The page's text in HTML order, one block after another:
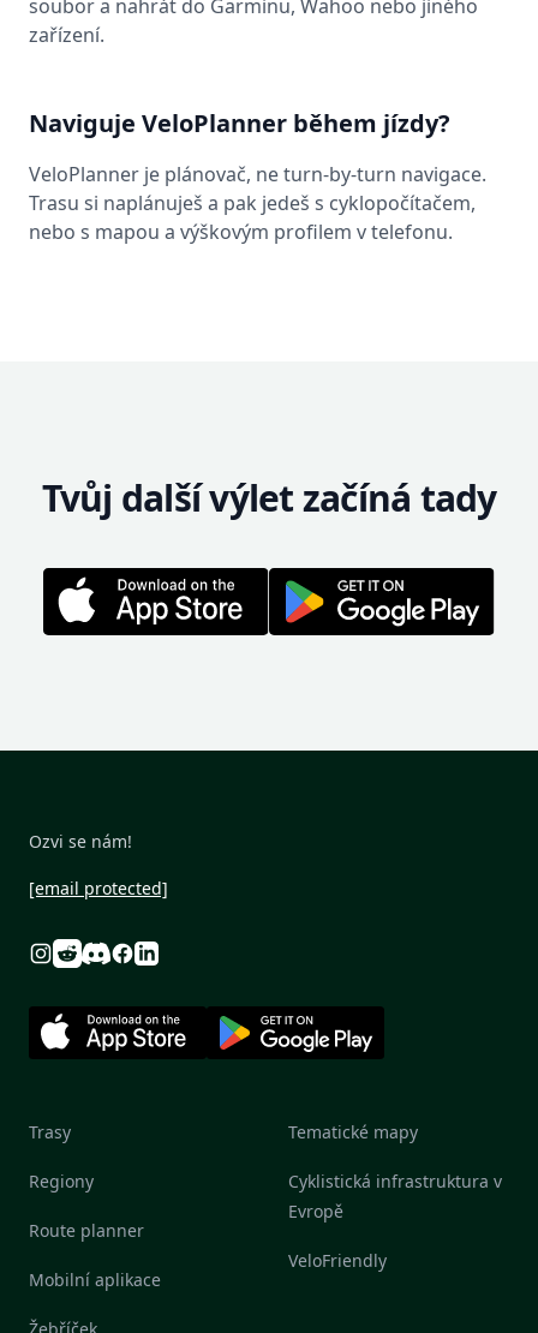
soubor a nahrát do Garminu, Wahoo nebo jiného
zařízení.
Naviguje VeloPlanner během jízdy?
VeloPlanner je plánovač, ne turn-by-turn navigace.
Trasu si naplánuješ a pak jedeš s cyklopočítačem,
nebo s mapou a výškovým profilem v telefonu.
Tvůj další výlet začíná tady
Ozvi se nám!
[email protected]
Instagram
RedditDiscord
Facebook
Linkedin
Trasy
Regiony
Route planner
Mobilní aplikace
Tematické mapy
Cyklistická infrastruktura v
Evropě
VeloFriendly